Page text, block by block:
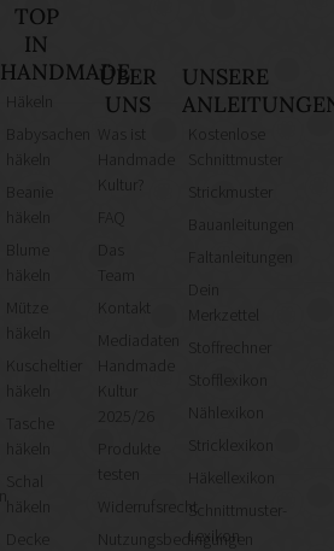
TOP
IN
HANDMADE
häkeln
häkeln
Mütze
häkeln
Kuscheltier
häkeln
Tasche
häkeln
ÜBER
UNS
Was ist
Kultur?
Team
Kontakt
Mediadaten
Kultur
2025/26
Produkte
testen
Widerrufsrecht
Nutzungsbedingungen
UNSERE
Kostenlose
Schnittmuster
Strickmuster
Bauanleitungen
Faltanleitungen
Merkzettel
Stoffrechner
Stofflexikon
Nählexikon
Stricklexikon
Häkellexikon
Schnittmuster-
Lexikon